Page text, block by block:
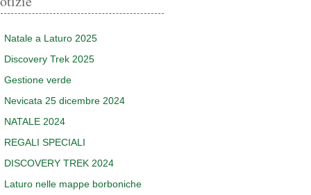
Natale a Laturo 2025
Discovery Trek 2025
Gestione verde
Nevicata 25 dicembre 2024
NATALE 2024
REGALI SPECIALI
DISCOVERY TREK 2024
Laturo nelle mappe borboniche